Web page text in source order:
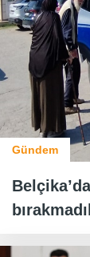
Gündem